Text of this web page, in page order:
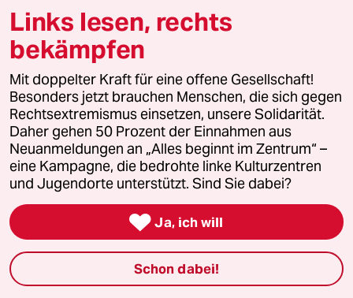
6G 64984 (Profil gelöscht)
18.07.2019,13:51 Uhr
Der erste Satz des Artikels üüberführt den
Teaser der Lüge.
Das ist das Niveau der BILD-Zeitung.
Aber da muss man sich auch nicht wundern,
wenn man die Studie eines Lobbyvereins
kritiklos übernimmt.
Jan Berger
13:44 Uhr
Hm......ein Firmenzusammenschluss, der von
der Nutzung von Wasserstoff-Motoren
Links lesen, rechts
bekämpfen
Mit doppelter Kraft für eine offene Gesellschaft!
Besonders jetzt brauchen Menschen, die sich gegen
Rechtsextremismus einsetzen, unsere Solidarität.
Daher gehen 50 Prozent der Einnahmen aus
Neuanmeldungen an „Alles beginnt im Zentrum“ –
eine Kampagne, die bedrohte linke Kulturzentren
und Jugendorte unterstützt. Sind Sie dabei?
 Ja, ich will
Schon dabei!